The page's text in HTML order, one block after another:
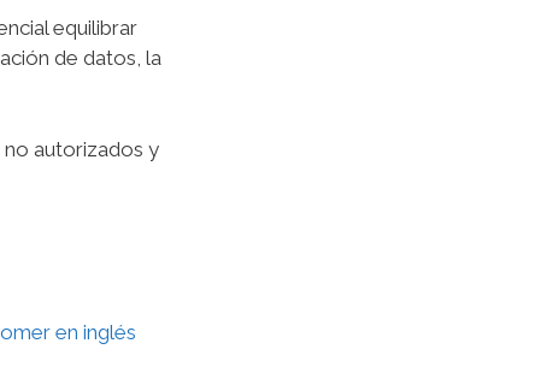
equilibrar
de datos, la
autorizados y